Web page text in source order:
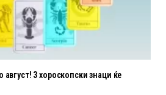
август! 3 хороскопски знаци ќе